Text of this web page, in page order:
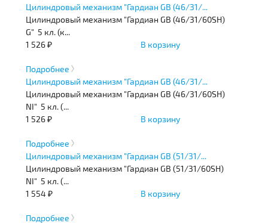
Цилиндровый механизм "Гардиан GB (46/31/...
Цилиндровый механизм "Гардиан GB (46/31/60SH)
G" 5 кл. (к...
1 526 ₽
В корзину
Подробнее
Цилиндровый механизм "Гардиан GB (46/31/...
Цилиндровый механизм "Гардиан GB (46/31/60SH)
NI" 5 кл. (...
1 526 ₽
В корзину
Подробнее
Цилиндровый механизм "Гардиан GB (51/31/...
Цилиндровый механизм "Гардиан GB (51/31/60SH)
NI" 5 кл. (...
1 554 ₽
В корзину
Подробнее